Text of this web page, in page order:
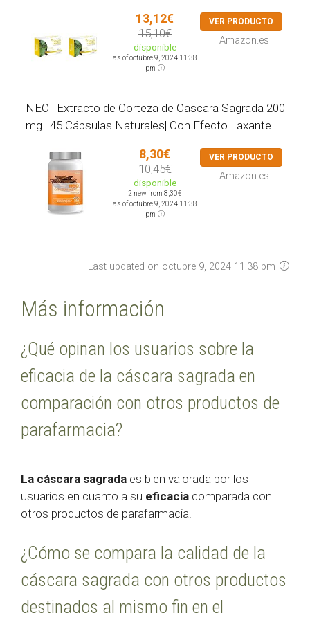
13,12€
15,10€
disponible
as of octubre 9, 2024 11:38
pm
VER PRODUCTO
Amazon.es
NEO | Extracto de Corteza de Cascara Sagrada 200
mg | 45 Cápsulas Naturales| Con Efecto Laxante |...
8,30€
10,45€
disponible
2 new from 8,30€
as of octubre 9, 2024 11:38
pm
VER PRODUCTO
Amazon.es
Last updated on octubre 9, 2024 11:38 pm
Más información
¿Qué opinan los usuarios sobre la
eficacia de la cáscara sagrada en
comparación con otros productos de
parafarmacia?
La cáscara sagrada es bien valorada por los
usuarios en cuanto a su eficacia comparada con
otros productos de parafarmacia.
¿Cómo se compara la calidad de la
cáscara sagrada con otros productos
destinados al mismo fin en el